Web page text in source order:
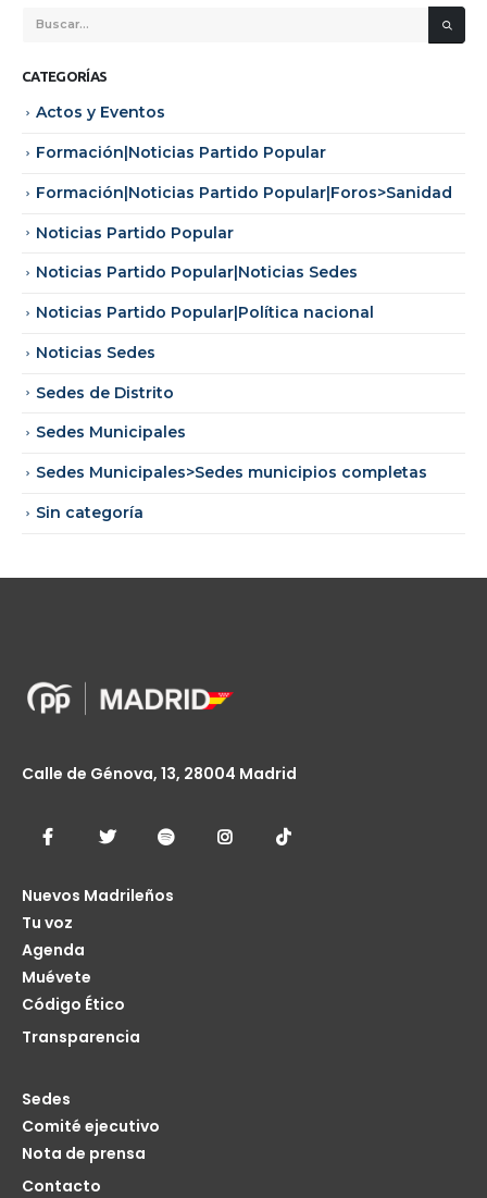
CATEGORÍAS
Actos y Eventos
Formación|Noticias Partido Popular
Formación|Noticias Partido Popular|Foros>Sanidad
Noticias Partido Popular
Noticias Partido Popular|Noticias Sedes
Noticias Partido Popular|Política nacional
Noticias Sedes
Sedes de Distrito
Sedes Municipales
Sedes Municipales>Sedes municipios completas
Sin categoría
Calle de Génova, 13, 28004 Madrid
Nuevos Madrileños
Tu voz
Agenda
Muévete
Código Ético
Transparencia
Sedes
Comité ejecutivo
Nota de prensa
Contacto